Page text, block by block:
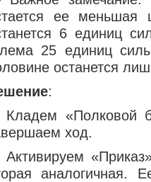
ее меньшая
6 единиц
25 единиц
останется
:
Кладем «Полковой
ход.
Активируем
аналогичная.